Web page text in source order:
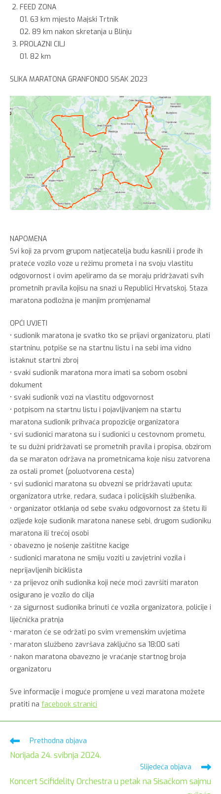
FEED ZONA
01. 63 km mjesto Majski Trtnik
02. 89 km nakon skretanja u Blinju
PROLAZNI CILJ
01. 82 km
SLIKA MARATONA GRANFONDO SISAK 2023
NAPOMENA
Svi koji za prvom grupom natjecatelja budu kasnili i prođe ih
prateće vozilo voze u režimu prometa i na svoju vlastitu
odgovornost i ovim apeliramo da se moraju pridržavati svih
prometnih pravila kojisu na snazi u Republici Hrvatskoj. Staza
maratona podložna je manjim promjenama!
OPĆI UVJETI
• sudionik maratona je svatko tko se prijavi organizatoru, plati
startninu, potpiše se na startnu listu i na sebi ima vidno
istaknut startni zbroj
• svaki sudionik maratona mora imati sa sobom osobni
dokument
• svaki sudionik vozi na vlastitu odgovornost
• potpisom na startnu listu i pojavljivanjem na startu
maratona sudionik prihvaća propozicije organizatora
• svi sudionici maratona su i sudionici u cestovnom prometu,
te su dužni pridržavati se prometnih pravila i propisa, obzirom
da se maraton održava na prometnicama koje nisu zatvorena
za ostali promet (poluotvorena cesta)
• svi sudionici maratona su obvezni se pridržavati uputa:
organizatora utrke, redara, sudaca i policijskih službenika.
• organizator otklanja od sebe svaku odgovornost za štetu ili
ozljede koje sudionik maratona nanese sebi, drugom sudioniku
maratona ili trećoj osobi
• obavezno je nošenje zaštitne kacige
• sudionici maratona ne smiju voziti u zavjetrini vozila i
neprijavljenih biciklista
• za prijevoz onih sudionika koji neće moći završiti maraton
osigurano je vozilo do cilja
• za sigurnost sudionika brinuti će vozila organizatora, policije i
liječnička pratnja
• maraton će se održati po svim vremenskim uvjetima
• maraton službeno završava zaključno sa 18:00 sati
• nakon maratona obavezno je vraćanje startnog broja
organizatoru
Sve informacije i moguće promjene u vezi maratona možete
pratiti na facebook stranici
Pročitaj
članaka
Prethodna objava
Norijada 24. svibnja 2024.
Slijedeća objava
Koncert Scifidelity Orchestra u petak na Sisačkom sajmu